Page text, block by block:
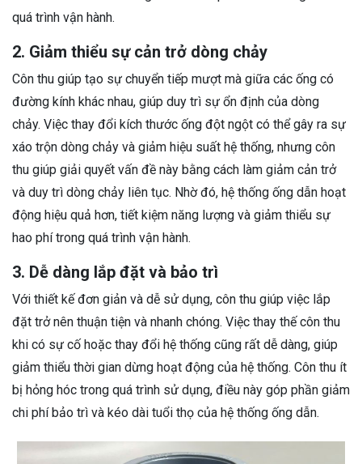
quá trình vận hành.
2. Giảm thiểu sự cản trở dòng chảy
Côn thu giúp tạo sự chuyển tiếp mượt mà giữa các ống có
đường kính khác nhau, giúp duy trì sự ổn định của dòng
chảy. Việc thay đổi kích thước ống đột ngột có thể gây ra sự
xáo trộn dòng chảy và giảm hiệu suất hệ thống, nhưng côn
thu giúp giải quyết vấn đề này bằng cách làm giảm cản trở
và duy trì dòng chảy liên tục. Nhờ đó, hệ thống ống dẫn hoạt
động hiệu quả hơn, tiết kiệm năng lượng và giảm thiểu sự
hao phí trong quá trình vận hành.
3. Dễ dàng lắp đặt và bảo trì
Với thiết kế đơn giản và dễ sử dụng, côn thu giúp việc lắp
đặt trở nên thuận tiện và nhanh chóng. Việc thay thế côn thu
khi có sự cố hoặc thay đổi hệ thống cũng rất dễ dàng, giúp
giảm thiểu thời gian dừng hoạt động của hệ thống. Côn thu ít
bị hỏng hóc trong quá trình sử dụng, điều này góp phần giảm
chi phí bảo trì và kéo dài tuổi thọ của hệ thống ống dẫn.